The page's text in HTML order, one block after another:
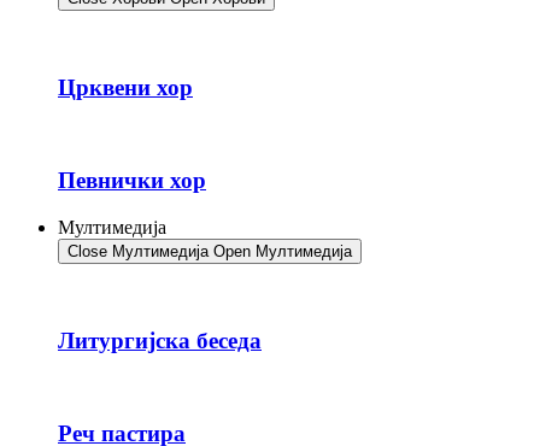
Црквени хор
Певнички хор
Мултимедија
Close Мултимедија Open Мултимедија
Литургијска беседа
Реч пастира